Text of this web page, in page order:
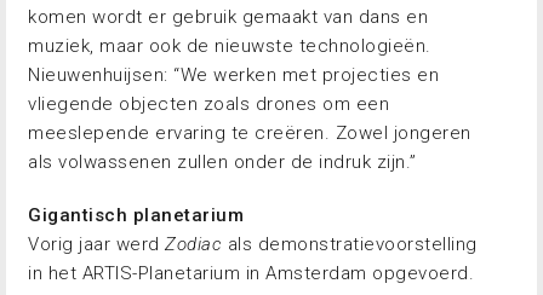
komen wordt er gebruik gemaakt van dans en
muziek, maar ook de nieuwste technologieën.
Nieuwenhuijsen: “We werken met projecties en
vliegende objecten zoals drones om een
meeslepende ervaring te creëren. Zowel jongeren
als volwassenen zullen onder de indruk zijn.”
Gigantisch planetarium
Vorig jaar werd Zodiac als demonstratievoorstelling
in het ARTIS-Planetarium in Amsterdam opgevoerd.